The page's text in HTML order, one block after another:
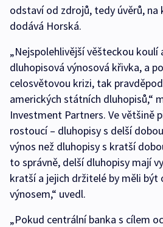
odstaví od zdrojů, tedy úvěrů, na
dodává Horská.
„Nejspolehlivější věšteckou koulí
dluhopisová výnosová křivka, a
celosvětovou krizi, tak
amerických státních dluhopisů,“
Investment Partners. Ve většině
rostoucí – dluhopisy s delší
výnos než dluhopisy s kratší
to správně, delší dluhopisy mají
kratší a jejich držitelé by měli být
výnosem,“ uvedl.
„Pokud centrální banka s cílem